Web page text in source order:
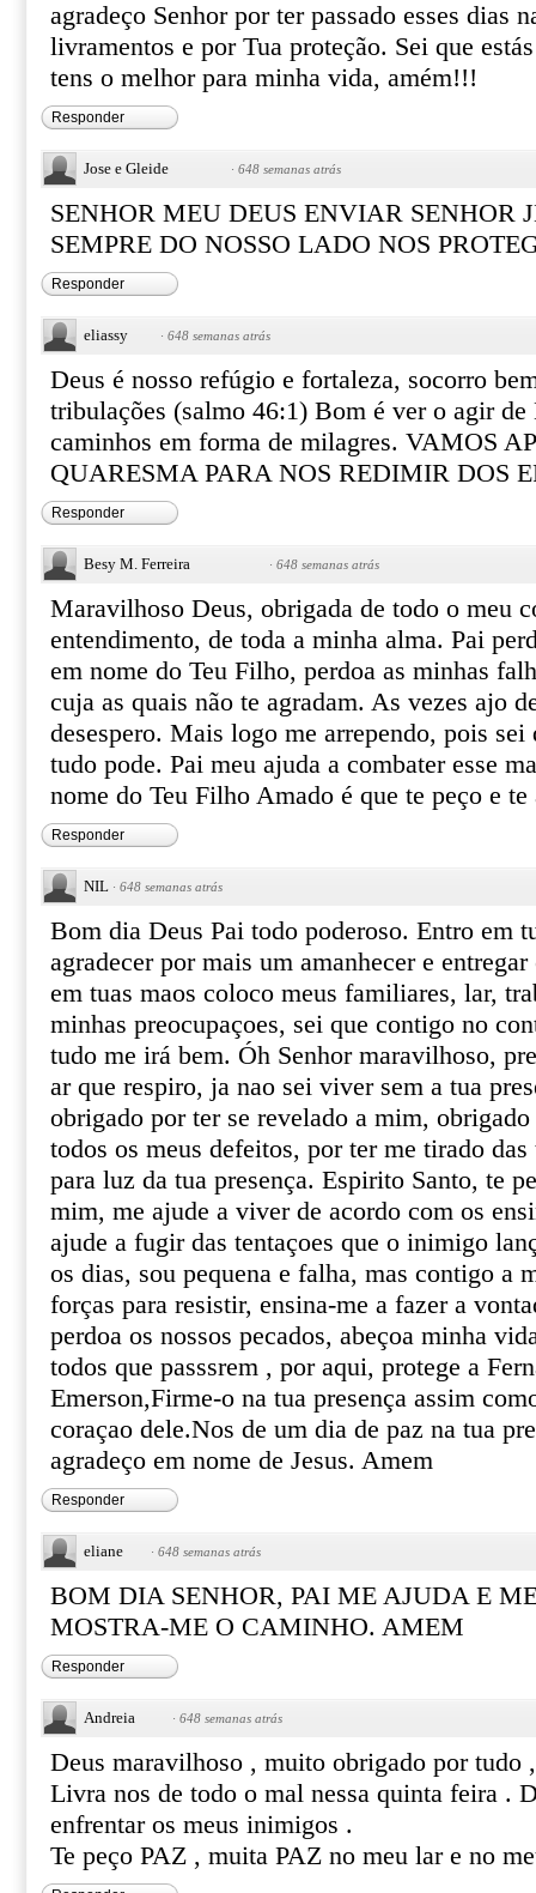
agradeço Senhor por ter passado esses dias
livramentos e por Tua proteção. Sei que
tens o melhor para minha vida, amém!!!
Responder
Jose e Gleide · 648 semanas atrás
SENHOR MEU DEUS ENVIAR SENHOR
SEMPRE DO NOSSO LADO NOS
Responder
eliassy · 648 semanas atrás
Deus é nosso refúgio e fortaleza, socorro
tribulações (salmo 46:1) Bom é ver o agir de
caminhos em forma de milagres. VAMOS
QUARESMA PARA NOS REDIMIR DOS
Responder
Besy M. Ferreira · 648 semanas atrás
Maravilhoso Deus, obrigada de todo o meu
entendimento, de toda a minha alma. Pai
em nome do Teu Filho, perdoa as minhas
cuja as quais não te agradam. As vezes ajo
desespero. Mais logo me arrependo, pois sei
tudo pode. Pai meu ajuda a combater esse
nome do Teu Filho Amado é que te peço e
Responder
NIL · 648 semanas atrás
Bom dia Deus Pai todo poderoso. Entro em
agradecer por mais um amanhecer e
em tuas maos coloco meus familiares, lar,
minhas preocupaçoes, sei que contigo no
tudo me irá bem. Óh Senhor maravilhoso,
ar que respiro, ja nao sei viver sem a tua
obrigado por ter se revelado a mim,
todos os meus defeitos, por ter me tirado
para luz da tua presença. Espirito Santo, te
mim, me ajude a viver de acordo com os
ajude a fugir das tentaçoes que o inimigo
os dias, sou pequena e falha, mas contigo a
forças para resistir, ensina-me a fazer a
perdoa os nossos pecados, abeçoa minha
todos que passsrem , por aqui, protege a
Emerson,Firme-o na tua presença assim
coraçao dele.Nos de um dia de paz na tua
agradeço em nome de Jesus. Amem
Responder
eliane · 648 semanas atrás
BOM DIA SENHOR, PAI ME AJUDA E
MOSTRA-ME O CAMINHO. AMEM
Responder
Andreia · 648 semanas atrás
Deus maravilhoso , muito obrigado por tudo ,
Livra nos de todo o mal nessa quinta feira .
enfrentar os meus inimigos .
Te peço PAZ , muita PAZ no meu lar e no